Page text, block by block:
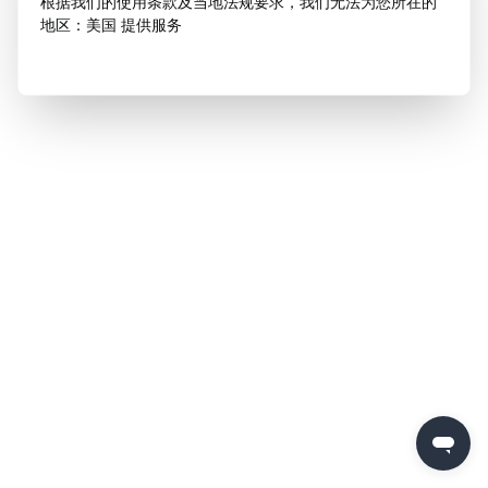
地区：美国 提供服务